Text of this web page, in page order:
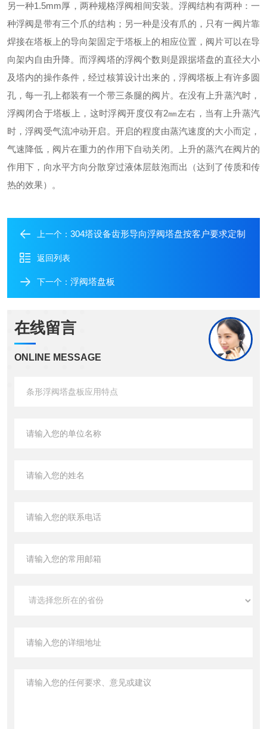
另一种1.5mm厚，两种规格浮阀相间安装。浮阀结构有两种：一
种浮阀是带有三个爪的结构；另一种是没有爪的，只有一阀片靠
焊接在塔板上的导向架固定于塔板上的相应位置，阀片可以在导
向架内自由升降。而浮阀塔的浮阀个数则是跟据塔盘的直径大小
及塔内的操作条件，经过核算设计出来的，浮阀塔板上有许多圆
孔，每一孔上都装有一个带三条腿的阀片。在没有上升蒸汽时，
浮阀闭合于塔板上，这时浮阀开度仅有2㎜左右，当有上升蒸汽
时，浮阀受气流冲动开启。开启的程度由蒸汽速度的大小而定，
气速降低，阀片在重力的作用下自动关闭。上升的蒸汽在阀片的
作用下，向水平方向分散穿过液体层鼓泡而出（达到了传质和传
热的效果）。
上一个： 304塔设备齿形导向浮阀塔盘按客户要求定制
返回列表
下一个： 浮阀塔盘板
在线留言
ONLINE MESSAGE